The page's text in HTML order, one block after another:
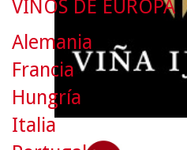
VINOS DE EUROPA
Alemania
Francia
Hungría
Italia